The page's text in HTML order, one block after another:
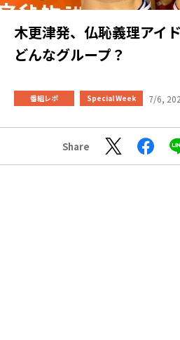
木更津発、仏恥義理アイ
どんなグループ？
番組レポ Special Week 7/6,
Share